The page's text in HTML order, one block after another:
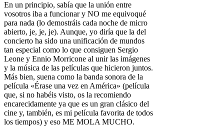
En un principio, sabía que la unión entre
vosotros iba a funcionar y NO me equivoqué
para nada (lo demostráis cada noche de micro
abierto, je, je, je). Aunque, yo diría que la del
concierto ha sido una unificación de mundos
tan especial como lo que consiguen Sergio
Leone y Ennio Morricone al unir las imágenes
y la música de las películas que hicieron juntos.
Más bien, suena como la banda sonora de la
película «Érase una vez en América» (película
que, si no habéis visto, os la recomiendo
encarecidamente ya que es un gran clásico del
cine y, también, es mi película favorita de todos
los tiempos) y eso ME MOLA MUCHO.